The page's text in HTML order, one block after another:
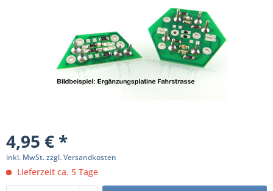
4,95 € *
inkl. MwSt.zzgl. Versandkosten
Lieferzeit ca. 5 Tage